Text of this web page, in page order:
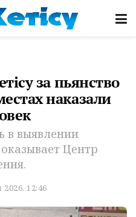
за пьянство
наказали
в выявлении
Центр
12:46